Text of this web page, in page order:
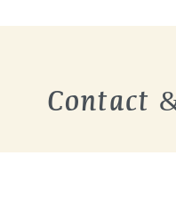
Contact